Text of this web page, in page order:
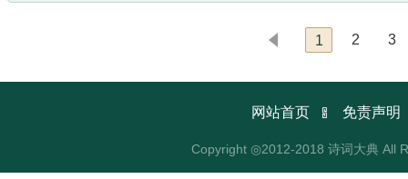
1 2 3
网站首页  免责声明
Copyright ◎2012-2018 诗词大典 All